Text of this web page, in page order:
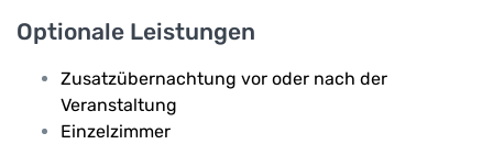
Optionale Leistungen
Zusatzübernachtung vor oder nach der
Veranstaltung
Einzelzimmer